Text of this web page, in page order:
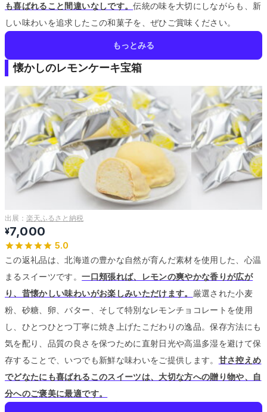
も喜ばれること間違いなしです。伝統の味を大切にしながらも、新
しい味わいを追求したこの和菓子を、ぜひご賞味ください。
もっとみる
懐かしのレモンケーキ宝箱
出展： 楽天ふるさと納税
¥7,000
5.0
この返礼品は、北海道の豊かな自然が育んだ素材を使用した、心温
まるスイーツです。一口頬張れば、レモンの爽やかな香りが広が
り、昔懐かしい味わいがお楽しみいただけます。 厳選された小麦
粉、砂糖、卵、バター、そして特別なレモンチョコレートを使用
し、ひとつひとつ丁寧に焼き上げたこだわりの逸品。保存方法にも
気を配り、品質の良さを保つために直射日光や高温多湿を避けて保
存することで、いつでも新鮮な味わいをご提供します。 甘さ控えめ
でどなたにも喜ばれるこのスイーツは、大切な方への贈り物や、自
分へのご褒美に最適です。